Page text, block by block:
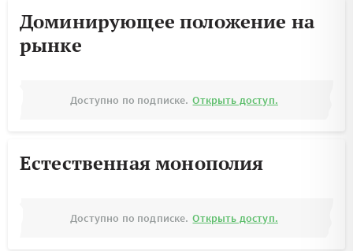
Доминирующее положение на
рынке
Доступно по подписке. Открыть доступ.
Естественная монополия
Доступно по подписке. Открыть доступ.